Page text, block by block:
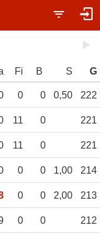
Fi B S G
0 0 0,50 222
11 0 221
11 0 221
0 0 1,00 214
0 0 2,00 213
0 0 212